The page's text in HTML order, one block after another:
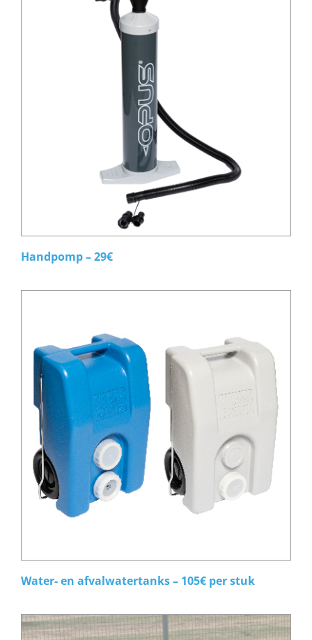
Handpomp – 29€
Water- en afvalwatertanks – 105€ per stuk